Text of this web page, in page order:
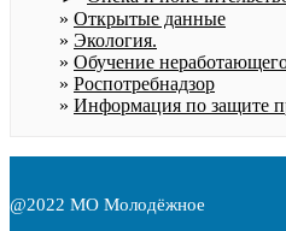
Открытые данные
Экология.
Обучение
Роспотребнадзор
Информация по защите
@2022 МО Молодёжное